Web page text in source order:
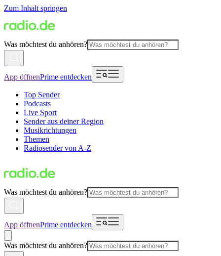
Zum Inhalt springen
Was möchtest du anhören?
App öffnenPrime entdecken
Top Sender
Podcasts
Live Sport
Sender aus deiner Region
Musikrichtungen
Themen
Radiosender von A-Z
Was möchtest du anhören?
App öffnenPrime entdecken
Was möchtest du anhören?